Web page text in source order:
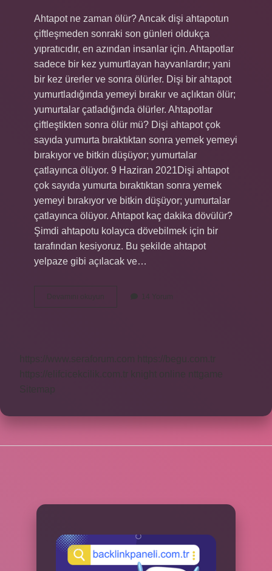
Ahtapot ne zaman ölür? Ancak dişi ahtapotun
çiftleşmeden sonraki son günleri oldukça
yıpratıcıdır, en azından insanlar için. Ahtapotlar
sadece bir kez yumurtlayan hayvanlardır; yani
bir kez ürerler ve sonra ölürler. Dişi bir ahtapot
yumurtladığında yemeyi bırakır ve açlıktan ölür;
yumurtalar çatladığında ölürler. Ahtapotlar
çiftleştikten sonra ölür mü? Dişi ahtapot çok
sayıda yumurta bıraktıktan sonra yemek yemeyi
bırakıyor ve bitkin düşüyor; yumurtalar
çatlayınca ölüyor. 9 Haziran 2021Dişi ahtapot
çok sayıda yumurta bıraktıktan sonra yemek
yemeyi bırakıyor ve bitkin düşüyor; yumurtalar
çatlayınca ölüyor. Ahtapot kaç dakika dövülür?
Şimdi ahtapotu kolayca dövebilmek için bir
tarafından kesiyoruz. Bu şekilde ahtapot
yelpaze gibi açılacak ve…
Devamını okuyun
Kaç
14 Yorum
https://www.seraforum.com
https://begu.com.tr
https://elifcicekcilik.com.tr
knight online
nttgame
Sitemap